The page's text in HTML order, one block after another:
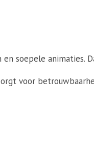
soepele animaties.
voor